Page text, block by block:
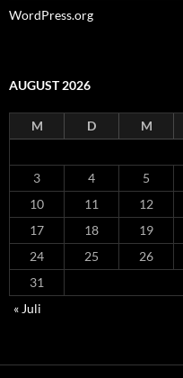
WordPress.org
AUGUST 2026
M D M
3
4 5
10
11 12
17
18 19
24
25 26
31
« Juli